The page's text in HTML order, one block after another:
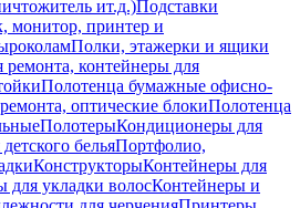
ит.д.)Подставки
монитор, принтер и
Полки, этажерки и ящики
контейнеры для
Полотенца бумажные офисно-
оптические блокиПолотенца
ПолотерыКондиционеры для
бельяПортфолио,
КонструкторыКонтейнеры для
для укладки волосКонтейнеры и